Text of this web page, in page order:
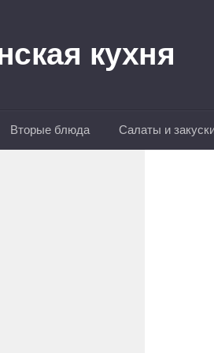
Вторые блюда Салаты и